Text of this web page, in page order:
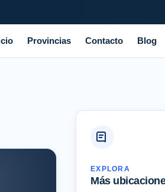
Provincias Contacto Blog
EXPLORA
Más